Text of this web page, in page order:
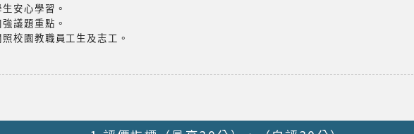
安心學習。
議題重點。
校園教職員工生及志工。